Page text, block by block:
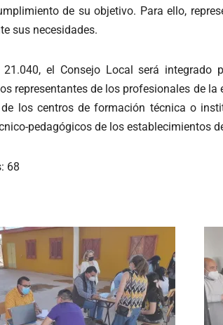
de su objetivo. Para ello,
sus necesidades.
el Consejo Local será integrado
representantes de los profesionales de
de los centros de formación técnica o
pedagógicos de los establecimientos
68